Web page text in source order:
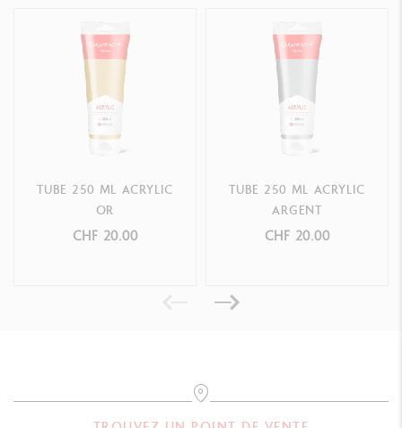
TUBE 250 ML ACRYLIC
OR
CHF 20.00
TUBE 250 ML ACRYLIC
ARGENT
CHF 20.00